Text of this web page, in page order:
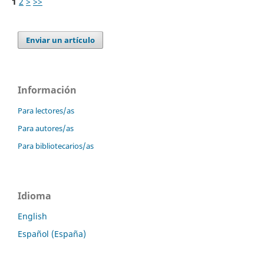
Enviar un artículo
Información
Para lectores/as
Para autores/as
Para bibliotecarios/as
Idioma
English
Español (España)